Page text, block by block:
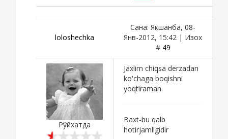
loloshechka
Сана: Якшанба, 08-
Янв-2012, 15:42 | Изох
# 49
Рўйхатда
Jaxlim chiqsa derzadan
ko'chaga boqishni
yoqtiraman.
Baxt-bu qalb
hotirjamligidir